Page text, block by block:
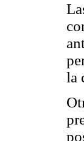
la